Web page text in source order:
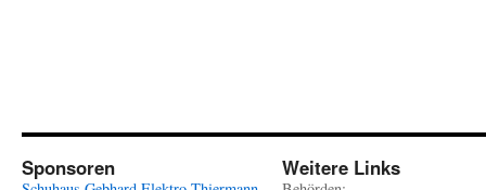
Sponsoren Weitere Links